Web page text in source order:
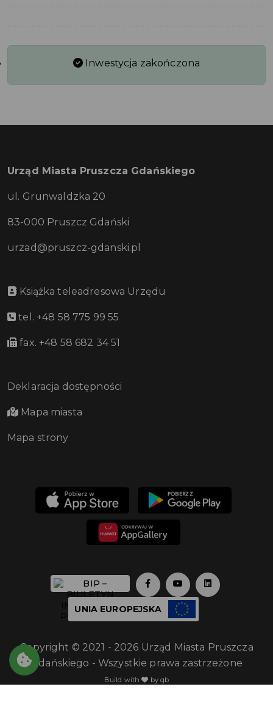
Inwestycja zakończona
Urząd Miasta Pruszcza Gdańskiego
ul. Grunwaldzka 20
83-000 Pruszcz Gdański
urzad@pruszcz-gdanski.pl
Książka teleadresowa Urzędu
tel. +48 58 775 99 55
fax. +48 58 682 34 51
Deklaracja dostępności
Mapa miasta
Mapa strony
UNIA EUROPEJSKA
Copyright © 2021 - 2026 Urząd Miasta Pruszcza
Gdańskiego - Wszystkie prawa zastrzeżone
Build with by qb